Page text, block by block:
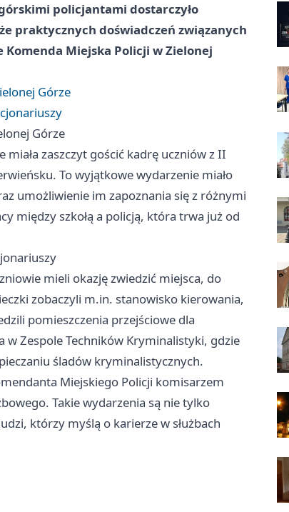
policjantami dostarczyło
praktycznych doświadczeń związanych
Miejska Policji w Zielonej
Górze
Górze
zaszczyt gościć kadrę uczniów z II
To wyjątkowe wydarzenie miało
umożliwienie im zapoznania się z różnymi
między szkołą a policją, która trwa już od
mieli okazję zwiedzić miejsca, do
zobaczyli m.in. stanowisko kierowania,
pomieszczenia przejściowe dla
w Zespole Techników Kryminalistyki, gdzie
śladów kryminalistycznych.
Miejskiego Policji komisarzem
Takie wydarzenia są nie tylko
którzy myślą o karierze w służbach